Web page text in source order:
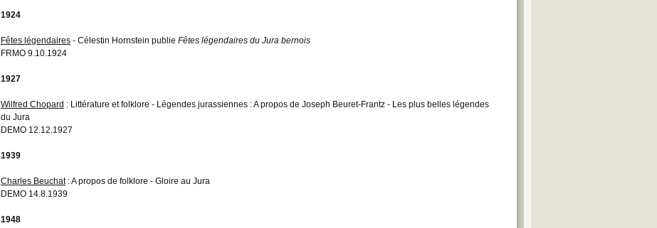
1924
Fêtes légendaires - Célestin Hornstein publie Fêtes légendaires du Jura bernois
FRMO 9.10.1924
1927
Wilfred Chopard : Littérature et folklore - Légendes jurassiennes : A propos de Joseph Beuret-Frantz - Les plus belles légendes
du Jura
DEMO 12.12.1927
1939
Charles Beuchat: A propos de folklore - Gloire au Jura
DEMO 14.8.1939
1948